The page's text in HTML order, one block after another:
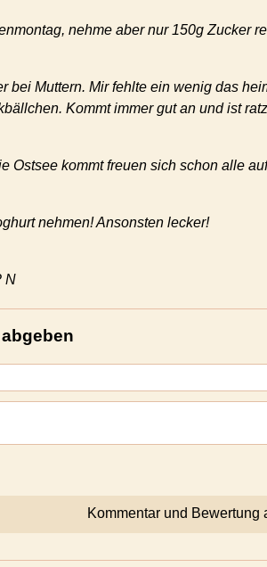
nehme aber nur 150g Zucker
bei Muttern. Mir fehlte ein wenig das
Kommt immer gut an und ist
Ostsee kommt freuen sich schon alle
nehmen! Ansonsten lecker!
N